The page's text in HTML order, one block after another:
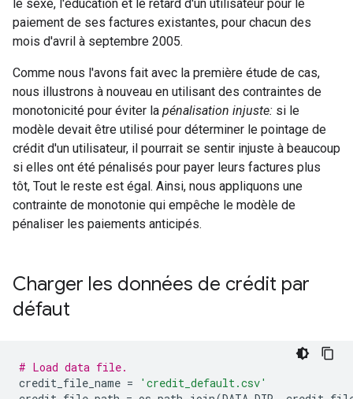
le sexe, l'éducation et le retard d'un utilisateur pour le
paiement de ses factures existantes, pour chacun des
mois d'avril à septembre 2005.
Comme nous l'avons fait avec la première étude de cas,
nous illustrons à nouveau en utilisant des contraintes de
monotonicité pour éviter la pénalisation injuste: si le
modèle devait être utilisé pour déterminer le pointage de
crédit d'un utilisateur, il pourrait se sentir injuste à beaucoup
si elles ont été pénalisés pour payer leurs factures plus
tôt, Tout le reste est égal. Ainsi, nous appliquons une
contrainte de monotonie qui empêche le modèle de
pénaliser les paiements anticipés.
Charger les données de crédit par
défaut
# Load data file.
credit_file_name =
'credit_default.csv'